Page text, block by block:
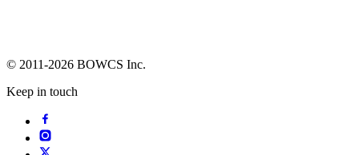
© 2011-2026 BOWCS Inc.
Keep in touch